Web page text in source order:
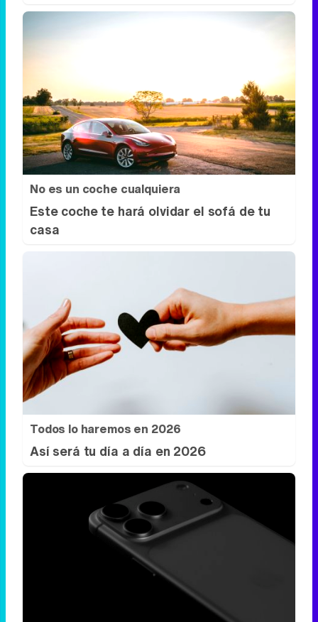
Dónde viajar en 2026
Los destinos que todos van a querer
visitar el próximo año
No es un coche cualquiera
Este coche te hará olvidar el sofá de tu
casa
Todos lo haremos en 2026
Así será tu día a día en 2026